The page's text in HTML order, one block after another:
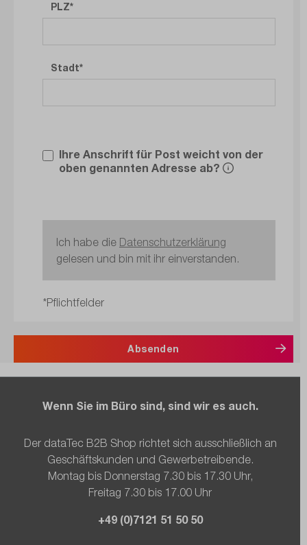
PLZ
Stadt
Ihre Anschrift für Post weicht von der
oben genannten Adresse ab?
Ich habe die Datenschutzerklärung
gelesen und bin mit ihr einverstanden.
*Pflichtfelder
Absenden
Wenn Sie im Büro sind, sind wir es auch.
Der dataTec B2B Shop richtet sich ausschließlich an
Geschäftskunden und Gewerbetreibende.
Montag bis Donnerstag 7.30 bis 17.30 Uhr,
Freitag 7.30 bis 17.00 Uhr
+49 (0)7121 51 50 50